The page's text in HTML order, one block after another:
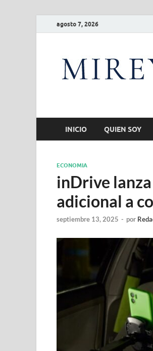
agosto 7, 2026
INICIO QUIEN SOY
ECONOMIA
inDrive
adicional a
septiembre 13, 2025 - por